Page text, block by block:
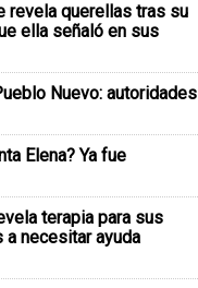
revela querellas tras su
ella señaló en sus
Nuevo: autoridades
Elena? Ya fue
terapia para sus
a necesitar ayuda